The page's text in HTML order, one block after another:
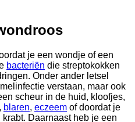
je een wondje of een
bacteriën die streptokokken
Onder ander letsel
verstaan, maar ook
scheur in de huid, kloofjes,
blaren, eczeem of doordat je
Daarnaast heb je een